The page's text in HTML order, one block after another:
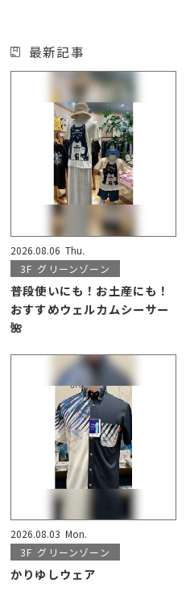
最新記事
2026.08.06 Thu.
3F グリーンゾーン
普段使いにも！お土産にも！
おすすめウェルカムシーサー
🌺
2026.08.03 Mon.
3F グリーンゾーン
かりゆしウェア